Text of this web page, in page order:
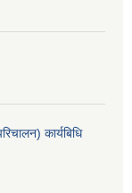
कार्यबिधि